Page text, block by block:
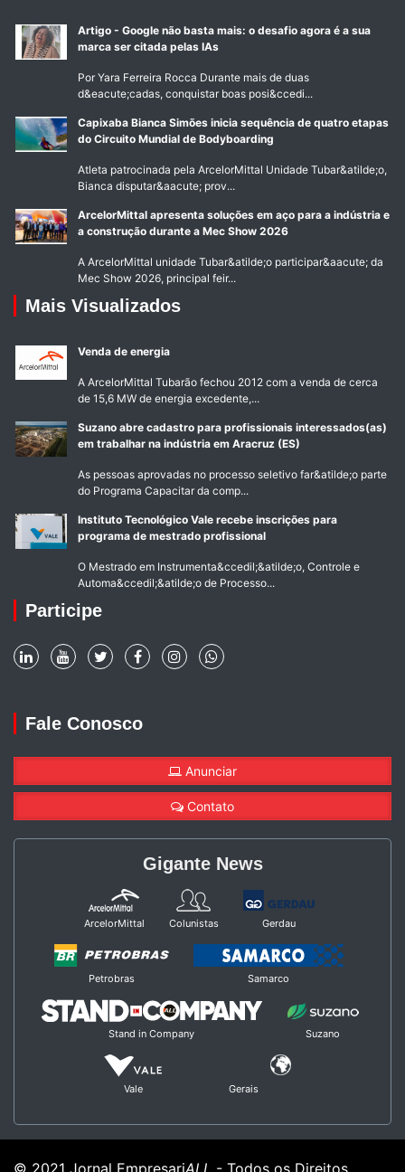
Artigo - Google não basta mais: o desafio agora é a sua
marca ser citada pelas IAs
Por Yara Ferreira Rocca Durante mais de duas
d&eacute;cadas, conquistar boas posi&ccedi...
Capixaba Bianca Simões inicia sequência de quatro etapas
do Circuito Mundial de Bodyboarding
Atleta patrocinada pela ArcelorMittal Unidade Tubar&atilde;o,
Bianca disputar&aacute; prov...
ArcelorMittal apresenta soluções em aço para a indústria e
a construção durante a Mec Show 2026
A ArcelorMittal unidade Tubar&atilde;o participar&aacute; da
Mec Show 2026, principal feir...
Mais Visualizados
Venda de energia
A ArcelorMittal Tubarão fechou 2012 com a venda de cerca
de 15,6 MW de energia excedente,...
Suzano abre cadastro para profissionais interessados(as)
em trabalhar na indústria em Aracruz (ES)
As pessoas aprovadas no processo seletivo far&atilde;o parte
do Programa Capacitar da comp...
Instituto Tecnológico Vale recebe inscrições para
programa de mestrado profissional
O Mestrado em Instrumenta&ccedil;&atilde;o, Controle e
Automa&ccedil;&atilde;o de Processo...
Participe
Fale Conosco
Anunciar
Contato
Gigante News
ArcelorMittal Colunistas Gerdau
Petrobras Samarco
Stand in Company Suzano
Vale Gerais